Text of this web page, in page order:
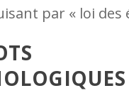
par « loi des